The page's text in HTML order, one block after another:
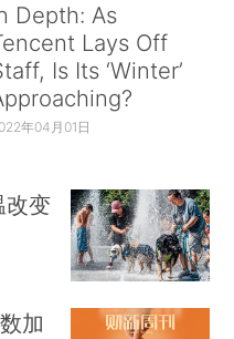
Depth: As
Lays Off
Is Its ‘Winter’
年04月01日
改变
加